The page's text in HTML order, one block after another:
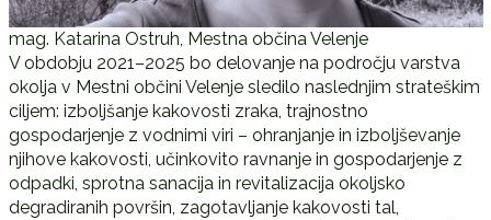
mag. Katarina Ostruh, Mestna občina Velenje
V obdobju 2021–2025 bo delovanje na področju varstva
okolja v Mestni občini Velenje sledilo naslednjim strateškim
ciljem: izboljšanje kakovosti zraka, trajnostno
gospodarjenje z vodnimi viri – ohranjanje in izboljševanje
njihove kakovosti, učinkovito ravnanje in gospodarjenje z
odpadki, sprotna sanacija in revitalizacija okoljsko
degradiranih površin, zagotavljanje kakovosti tal,